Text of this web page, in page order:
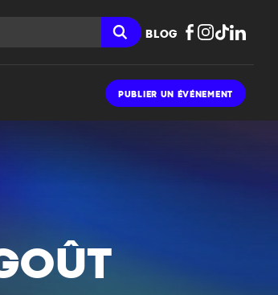
BLOG
PUBLIER UN ÉVÉNEMENT